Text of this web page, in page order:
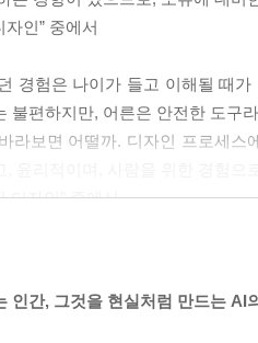
자인” 중에서
경험은 나이가 들고 이해될 때
불편하지만, 어른은 안전한 도구
라보면 어떨까. 디자인 프로세
디자인” 중에서
디자인’이 자주 눈에 띈다. AI-
연구처럼, 디자인 프로세스에서
인간, 그것을 현실처럼 만드는 AI